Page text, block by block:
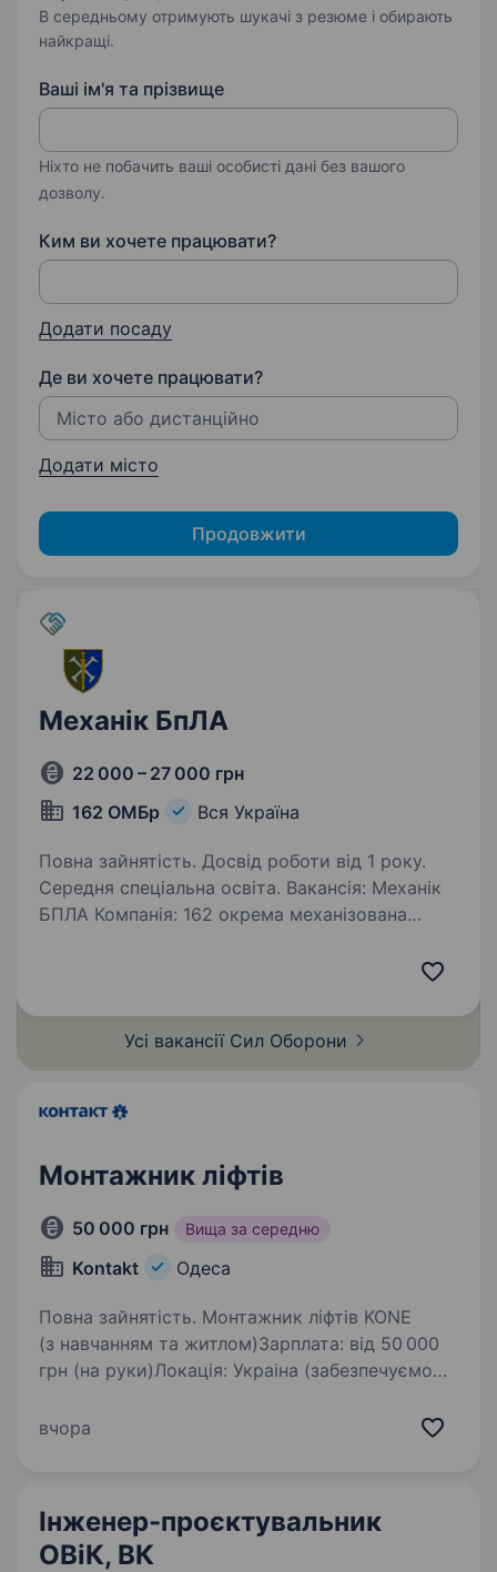
В середньому отримують шукачі з резюме і обирають
найкращі.
Ваші ім'я та прізвище
Ніхто не побачить ваші особисті дані без вашого
дозволу.
Ким ви хочете працювати?
Додати посаду
Де ви хочете працювати?
Додати місто
Продовжити
Механік БпЛА
22 000 – 27 000 грн
162 ОМБр
Вся Україна
Повна зайнятість. Досвід роботи від 1 року.
Середня спеціальна освіта. Вакансія: Механік
БПЛА Компанія: 162 окрема механізована
України Про компанію: 162 окрема
механізована…Усі вакансії Сил Оборони
Монтажник ліфтів
50 000 грн Вища за середню
Kontakt Одеса
Повна зайнятість. Монтажник ліфтів KONE
(з навчанням та житлом)Зарплата: від 50 000
грн (на руки)Локація: Украіна (забезпечуємо
світового лідера KONE)Бажаєте опанувати
вчора
Інженер-проєктувальник
ОВіК, ВК